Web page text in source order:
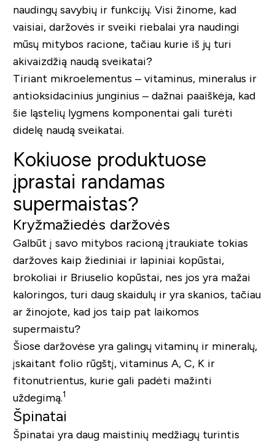
naudingų savybių ir funkcijų. Visi žinome, kad
vaisiai, daržovės ir sveiki riebalai yra naudingi
mūsų mitybos racione, tačiau kurie iš jų turi
akivaizdžią naudą sveikatai?
Tiriant mikroelementus – vitaminus, mineralus ir
antioksidacinius junginius – dažnai paaiškėja, kad
šie ląstelių lygmens komponentai gali turėti
didelę naudą sveikatai.
Kokiuose produktuose
įprastai randamas
supermaistas?
Kryžmažiedės daržovės
Galbūt į savo mitybos racioną įtraukiate tokias
daržoves kaip žiediniai ir lapiniai kopūstai,
brokoliai ir Briuselio kopūstai, nes jos yra mažai
kaloringos, turi daug skaidulų ir yra skanios, tačiau
ar žinojote, kad jos taip pat laikomos
supermaistu?
Šiose daržovėse yra galingų vitaminų ir mineralų,
įskaitant folio rūgštį, vitaminus A, C, K ir
fitonutrientus, kurie gali padėti mažinti
uždegimą.1
Špinatai
Špinatai yra daug maistinių medžiagų turintis